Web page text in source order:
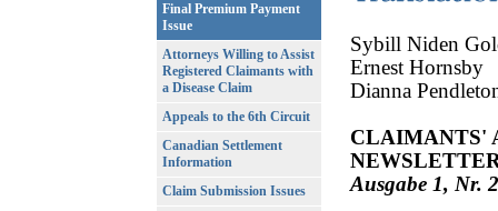
Final Premium Payment
Issue
Attorneys Willing to Assist
Registered Claimants with
a Disease Claim
Appeals to the 6th Circuit
Canadian Settlement
Information
Claim Submission Issues
Sybill Niden
Ernest Hornsby
Dianna
CLAIMANTS'
Ausgabe 1, Nr.